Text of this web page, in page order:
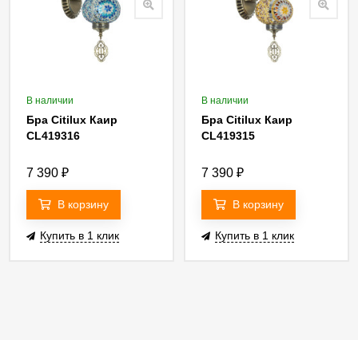
В наличии
Бра Citilux Каир
CL419316
7 390 ₽
В корзину
Купить в 1 клик
В наличии
Бра Citilux Каир
CL419315
7 390 ₽
В корзину
Купить в 1 клик